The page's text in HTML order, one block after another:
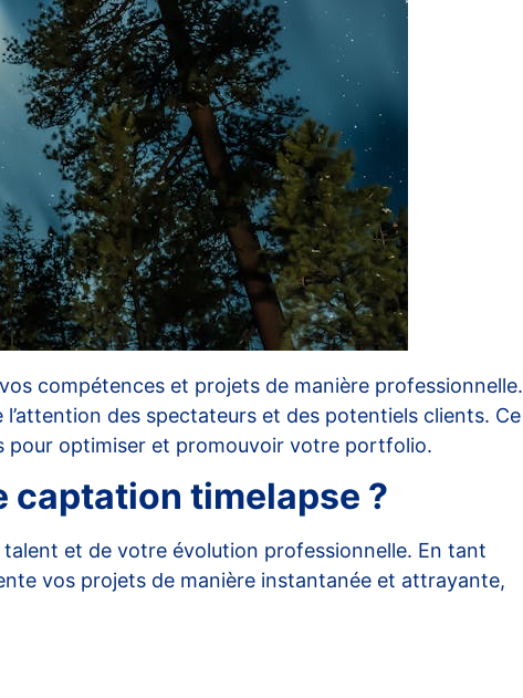
compétences et projets de manière professionnelle.
des spectateurs et des potentiels clients. Ce
pour optimiser et promouvoir votre portfolio.
timelapse ?
et de votre évolution professionnelle. En tant
vos projets de manière instantanée et attrayante,